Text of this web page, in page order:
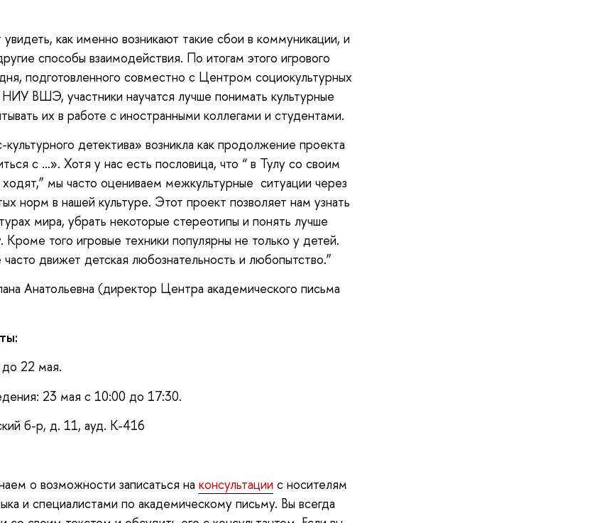
как именно возникают такие сбои в коммуникации, и
способы взаимодействия. По итогам этого игрового
подготовленного совместно с Центром социокультурных
ВШЭ, участники научатся лучше понимать культурные
их в работе с иностранными коллегами и студентами.
детектива» возникла как продолжение проекта
с …». Хотя у нас есть пословица, что “ в Тулу со своим
мы часто оцениваем межкультурные ситуации через
норм в нашей культуре. Этот проект позволяет нам узнать
мира, убрать некоторые стереотипы и понять лучше
Кроме того игровые техники популярны не только у детей.
движет детская любознательность и любопытство.”
Анатольевна (директор Центра академического письма
до 22 мая.
23 мая с 10:00 до 17:30.
б-р, д. 11, ауд. К-416
о возможности записаться на консультации с носителям
и специалистами по академическому письму. Вы всегда